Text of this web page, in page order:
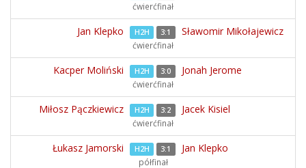
ćwierćfinał
Jan Klepko H2H 3:1 Sławomir Mikołajewicz
ćwierćfinał
Kacper Moliński H2H 3:0 Jonah Jerome
ćwierćfinał
Miłosz Pączkiewicz H2H 3:2 Jacek Kisiel
ćwierćfinał
Łukasz Jamorski H2H 3:1 Jan Klepko
półfinał